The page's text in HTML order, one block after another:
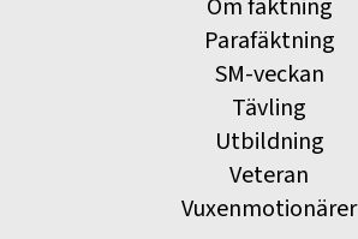
Om fäktning
Parafäktning
SM-veckan
Tävling
Utbildning
Veteran
Vuxenmotionärer